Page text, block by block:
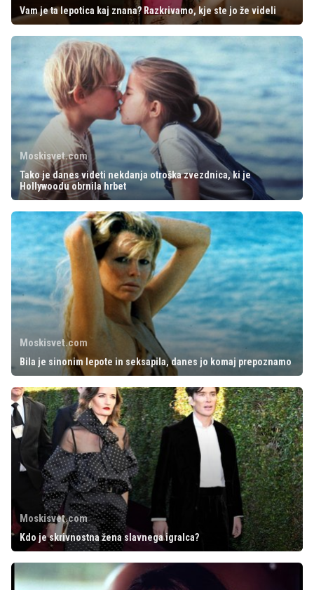
Vam je ta lepotica kaj znana? Razkrivamo, kje ste jo že videli
Moskisvet.com
Tako je danes videti nekdanja otroška zvezdnica, ki je
Hollywoodu obrnila hrbet
Moskisvet.com
Bila je sinonim lepote in seksapila, danes jo komaj prepoznamo
Moskisvet.com
Kdo je skrivnostna žena slavnega igralca?